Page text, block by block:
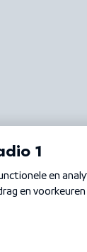
Privacybeleid